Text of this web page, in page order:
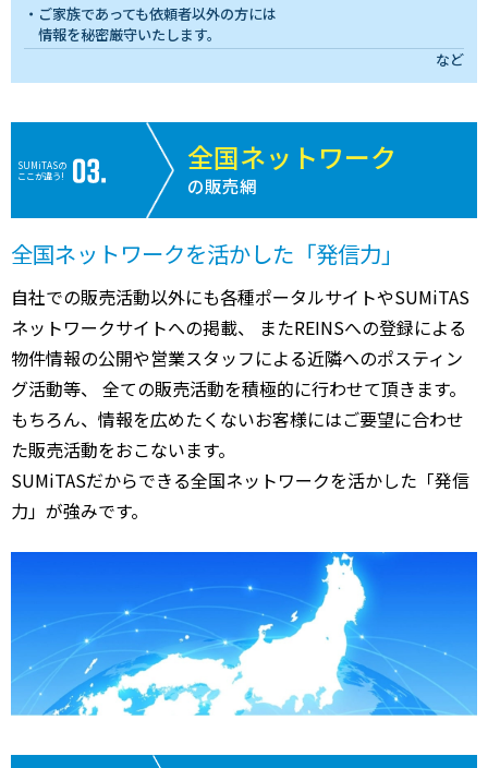
ご家族であっても依頼者以外の方には
情報を秘密厳守いたします。
など
SUMiTASの
ここが違う!
全国ネットワーク
の販売網
全国ネットワークを活かした「発信力」
自社での販売活動以外にも各種ポータルサイトやSUMiTAS
ネットワークサイトへの掲載、 またREINSへの登録による
物件情報の公開や営業スタッフによる近隣へのポスティン
グ活動等、 全ての販売活動を積極的に行わせて頂きます。
もちろん、情報を広めたくないお客様にはご要望に合わせ
た販売活動をおこないます。
SUMiTASだからできる全国ネットワークを活かした「発信
力」が強みです。